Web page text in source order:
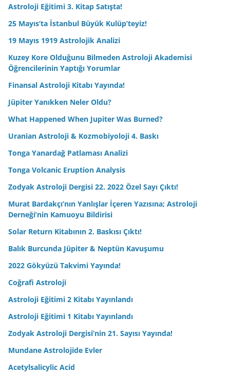
Astroloji Eğitimi 3. Kitap Satışta!
25 Mayıs’ta İstanbul Büyük Kulüp’teyiz!
19 Mayıs 1919 Astrolojik Analizi
Kuzey Kore Olduğunu Bilmeden Astroloji Akademisi
Öğrencilerinin Yaptığı Yorumlar
Finansal Astroloji Kitabı Yayında!
Jüpiter Yanıkken Neler Oldu?
What Happened When Jupiter Was Burned?
Uranian Astroloji & Kozmobiyoloji 4. Baskı
Tonga Yanardağ Patlaması Analizi
Tonga Volcanic Eruption Analysis
Zodyak Astroloji Dergisi 22. 2022 Özel Sayı Çıktı!
Murat Bardakçı’nın Yanlışlar İçeren Yazısına; Astroloji
Derneği’nin Kamuoyu Bildirisi
Solar Return Kitabının 2. Baskısı Çıktı!
Balık Burcunda Jüpiter & Neptün Kavuşumu
2022 Gökyüzü Takvimi Yayında!
Coğrafi Astroloji
Astroloji Eğitimi 2 Kitabı Yayınlandı
Astroloji Eğitimi 1 Kitabı Yayınlandı
Zodyak Astroloji Dergisi’nin 21. Sayısı Yayında!
Mundane Astrolojide Evler
Acetylsalicylic Acid